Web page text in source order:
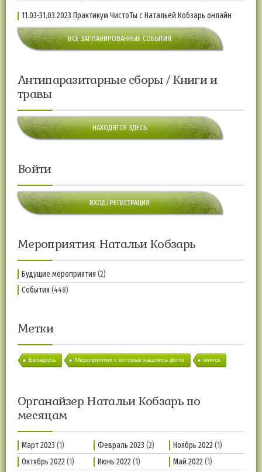
11.03-31.03.2023 Практикум ЧистоТы с Натальей Кобзарь онлайн
ВСЕ ЗАПЛАНИРОВАННЫЕ СОБЫТИЯ
Антипаразитарные сборы / Книги и
травы
НАХОДЯТСЯ ЗДЕСЬ
Войти
ВХОД/РЕГИСТРАЦИЯ
Мероприятия Натальи Кобзарь
Будущие мероприятия (2)
События (448)
Метки
Беларусь Мероприятия с которых нашлись фото минск
Органайзер Натальи Кобзарь по
месяцам
Март 2023 (1) Февраль 2023 (2) Ноябрь 2022(1)
Октябрь 2022(1) Июнь 2022(1) Май 2022(1)